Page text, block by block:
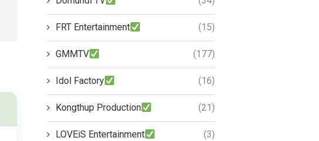
FRT Entertainment (15)
GMMTV (177)
Idol Factory (16)
Kongthup Production (21)
LOVEiS Entertainment (3)